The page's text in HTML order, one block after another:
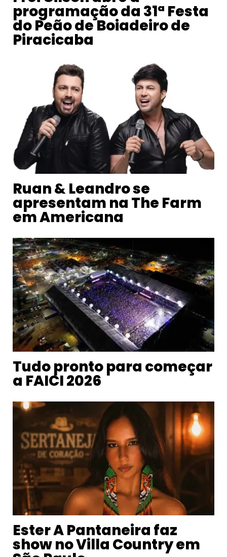
programação da 31ª Festa
do Peão de Boiadeiro de
Piracicaba
Ruan & Leandro se
apresentam na The Farm
em Americana
Tudo pronto para começar
a FAICI 2026
Ester A Pantaneira faz
show no Villa Country em